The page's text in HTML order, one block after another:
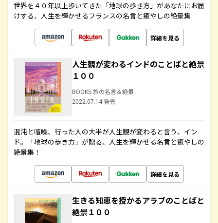
世界を４０年以上歩いてきた「地球の歩き方」があなたにお届
けする、人生を輝かせるフランスの名言と癒やしの絶景集
詳細を見る
人生観が変わるインドのことばと絶景
１００
BOOKS 旅の名言＆絶景
2022.07.14 発売
混沌と喧噪、行った人の大半が人生観が変わると言う、イン
ド。「地球の歩き方」が贈る、人生を輝かせる名言と癒やしの
絶景集！
詳細を見る
生きる知恵を授かるアラブのことばと
絶景１００